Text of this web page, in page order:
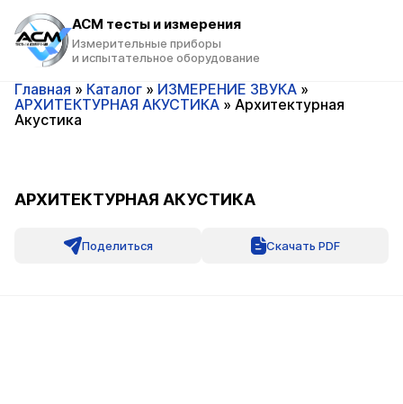
ACM тесты и измерения
Измерительные приборы
и испытательное оборудование
Главная » Каталог » ИЗМЕРЕНИЕ ЗВУКА »
АРХИТЕКТУРНАЯ АКУСТИКА » Архитектурная
Акустика
АРХИТЕКТУРНАЯ АКУСТИКА
Поделиться Скачать PDF